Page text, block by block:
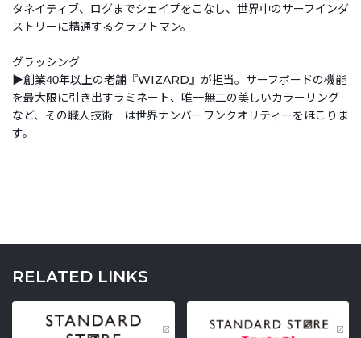
タネイティブ、ログまでシェイプをこなし、世界中のサーフインダ
ストリーに精通するクラフトマン。
グラッシング
▶創業40年以上の老舗『WIZARD』が担当。サーフボードの機能
を最大限に引き出すラミネート、唯一無二の美しいカラーリング
など、その職人技術 は世界ナンバーワンクオリティーをほこりま
す。
RELATED LINKS